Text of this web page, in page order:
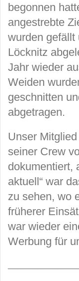
begonnen
angestrebte
wurden gefällt
Löcknitz
Jahr wieder
Weiden
geschnitten
abgetragen.
Unser
seiner Crew
dokumentiert,
aktuell“ war
zu sehen, wo
früherer
war wieder
Werbung für